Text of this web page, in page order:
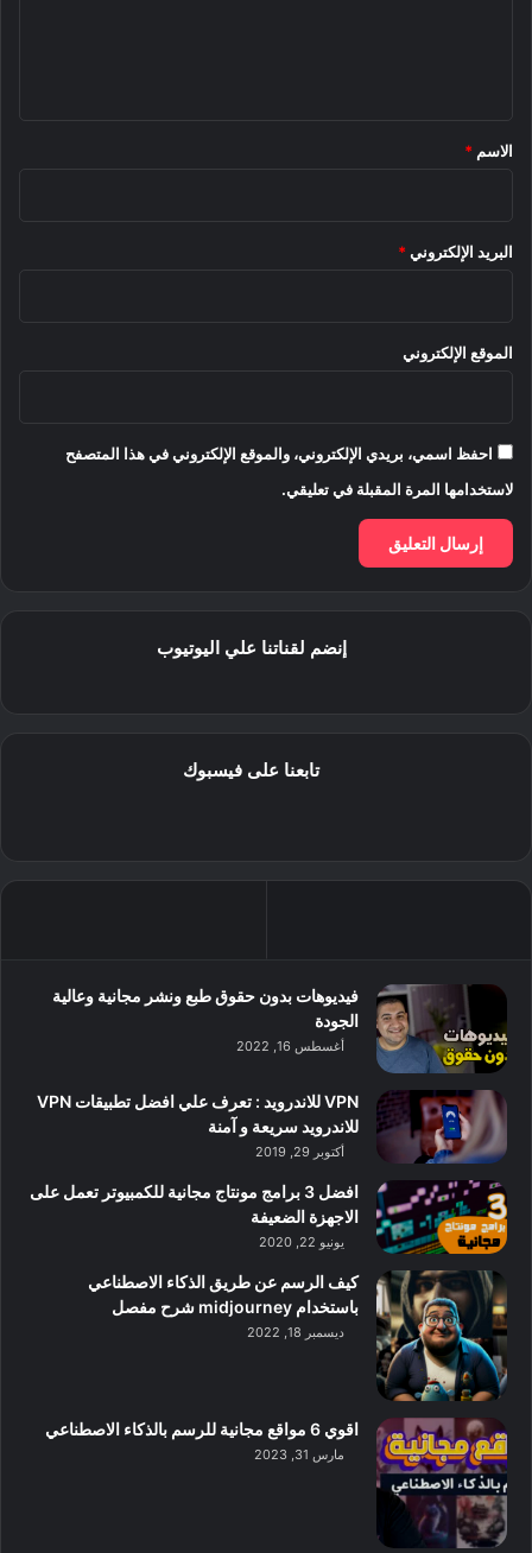
*
الاسم *
البريد الإلكتروني *
الموقع الإلكتروني
احفظ اسمي، بريدي الإلكتروني، والموقع الإلكتروني في هذا المتصفح
لاستخدامها المرة المقبلة في تعليقي.
إنضم لقناتنا علي اليوتيوب
تابعنا على فيسبوك
فيديوهات بدون حقوق طبع ونشر مجانية وعالية
الجودة
أغسطس 16, 2022
VPN للاندرويد : تعرف علي افضل تطبيقات VPN
للاندرويد سريعة و آمنة
أكتوبر 29, 2019
افضل 3 برامج مونتاج مجانية للكمبيوتر تعمل على
الاجهزة الضعيفة
يونيو 22, 2020
كيف الرسم عن طريق الذكاء الاصطناعي
باستخدام midjourney شرح مفصل
ديسمبر 18, 2022
اقوي 6 مواقع مجانية للرسم بالذكاء الاصطناعي
مارس 31, 2023